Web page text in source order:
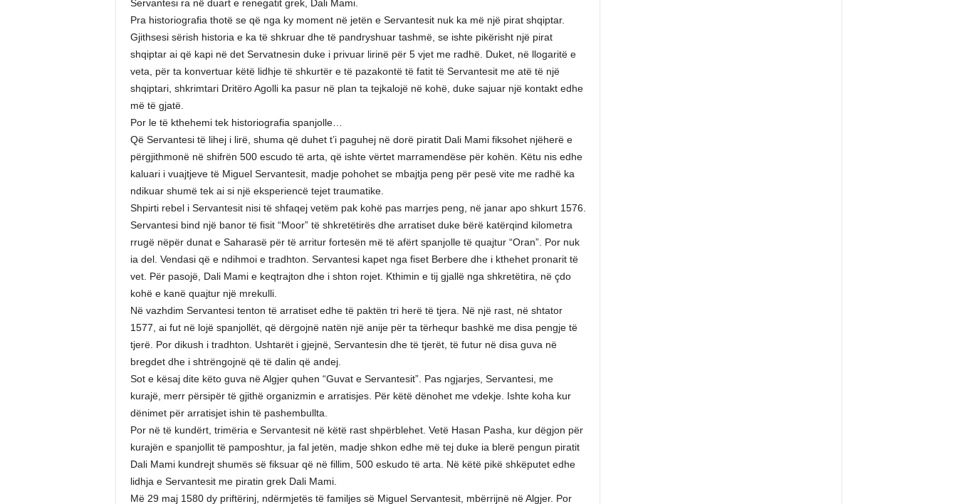
Servantesi ra në duart e renegatit grek, Dali Mami.
Pra historiografia thotë se që nga ky moment në jetën e Servantesit nuk ka më një pirat shqiptar.
Gjithsesi sërish historia e ka të shkruar dhe të pandryshuar tashmë, se ishte pikërisht një pirat
shqiptar ai që kapi në det Servatnesin duke i privuar lirinë për 5 vjet me radhë. Duket, në llogaritë e
veta, për ta konvertuar këtë lidhje të shkurtër e të pazakontë të fatit të Servantesit me atë të një
shqiptari, shkrimtari Dritëro Agolli ka pasur në plan ta tejkalojë në kohë, duke sajuar një kontakt edhe
më të gjatë.
Por le të kthehemi tek historiografia spanjolle…
Që Servantesi të lihej i lirë, shuma që duhet t’i paguhej në dorë piratit Dali Mami fiksohet njëherë e
përgjithmonë në shifrën 500 escudo të arta, që ishte vërtet marramendëse për kohën. Këtu nis edhe
kaluari i vuajtjeve të Miguel Servantesit, madje pohohet se mbajtja peng për pesë vite me radhë ka
ndikuar shumë tek ai si një eksperiencë tejet traumatike.
Shpirti rebel i Servantesit nisi të shfaqej vetëm pak kohë pas marrjes peng, në janar apo shkurt 1576.
Servantesi bind një banor të fisit “Moor” të shkretëtirës dhe arratiset duke bërë katërqind kilometra
rrugë nëpër dunat e Saharasë për të arritur fortesën më të afërt spanjolle të quajtur “Oran”. Por nuk
ia del. Vendasi që e ndihmoi e tradhton. Servantesi kapet nga fiset Berbere dhe i kthehet pronarit të
vet. Për pasojë, Dali Mami e keqtrajton dhe i shton rojet. Kthimin e tij gjallë nga shkretëtira, në çdo
kohë e kanë quajtur një mrekulli.
Në vazhdim Servantesi tenton të arratiset edhe të paktën tri herë të tjera. Në një rast, në shtator
1577, ai fut në lojë spanjollët, që dërgojnë natën një anije për ta tërhequr bashkë me disa pengje të
tjerë. Por dikush i tradhton. Ushtarët i gjejnë, Servantesin dhe të tjerët, të futur në disa guva në
bregdet dhe i shtrëngojnë që të dalin që andej.
Sot e kësaj dite këto guva në Algjer quhen “Guvat e Servantesit”. Pas ngjarjes, Servantesi, me
kurajë, merr përsipër të gjithë organizmin e arratisjes. Për këtë dënohet me vdekje. Ishte koha kur
dënimet për arratisjet ishin të pashembullta.
Por në të kundërt, trimëria e Servantesit në këtë rast shpërblehet. Vetë Hasan Pasha, kur dëgjon për
kurajën e spanjollit të pamposhtur, ja fal jetën, madje shkon edhe më tej duke ia blerë pengun piratit
Dali Mami kundrejt shumës së fiksuar që në fillim, 500 eskudo të arta. Në këtë pikë shkëputet edhe
lidhja e Servantesit me piratin grek Dali Mami.
Më 29 maj 1580 dy priftërinj, ndërmjetës të familjes së Miguel Servantesit, mbërrijnë në Algjer. Por